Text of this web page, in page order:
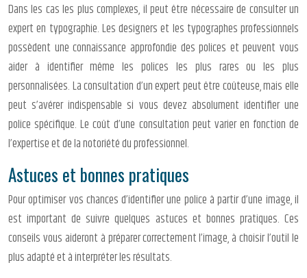
Dans les cas les plus complexes, il peut être nécessaire de consulter un
expert en typographie. Les designers et les typographes professionnels
possèdent une connaissance approfondie des polices et peuvent vous
aider à identifier même les polices les plus rares ou les plus
personnalisées. La consultation d’un expert peut être coûteuse, mais elle
peut s’avérer indispensable si vous devez absolument identifier une
police spécifique. Le coût d’une consultation peut varier en fonction de
l’expertise et de la notoriété du professionnel.
Astuces et bonnes pratiques
Pour optimiser vos chances d’identifier une police à partir d’une image, il
est important de suivre quelques astuces et bonnes pratiques. Ces
conseils vous aideront à préparer correctement l’image, à choisir l’outil le
plus adapté et à interpréter les résultats.